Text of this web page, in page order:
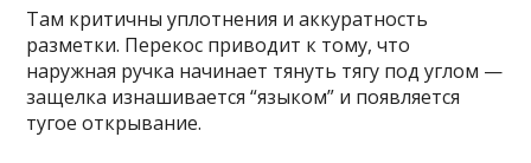
Там критичны уплотнения и аккуратность
разметки. Перекос приводит к тому, что
наружная ручка начинает тянуть тягу под углом —
защелка изнашивается “языком” и появляется
тугое открывание.